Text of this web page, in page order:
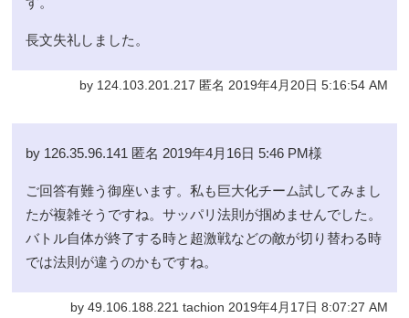
長文失礼しました。
by 124.103.201.217 匿名 2019年4月20日 5:16:54 AM
by 126.35.96.141 匿名 2019年4月16日 5:46 PM様
ご回答有難う御座います。私も巨大化チーム試してみまし
たが複雑そうですね。サッパリ法則が掴めませんでした。
バトル自体が終了する時と超激戦などの敵が切り替わる時
では法則が違うのかもですね。
by 49.106.188.221 tachion 2019年4月17日 8:07:27 AM